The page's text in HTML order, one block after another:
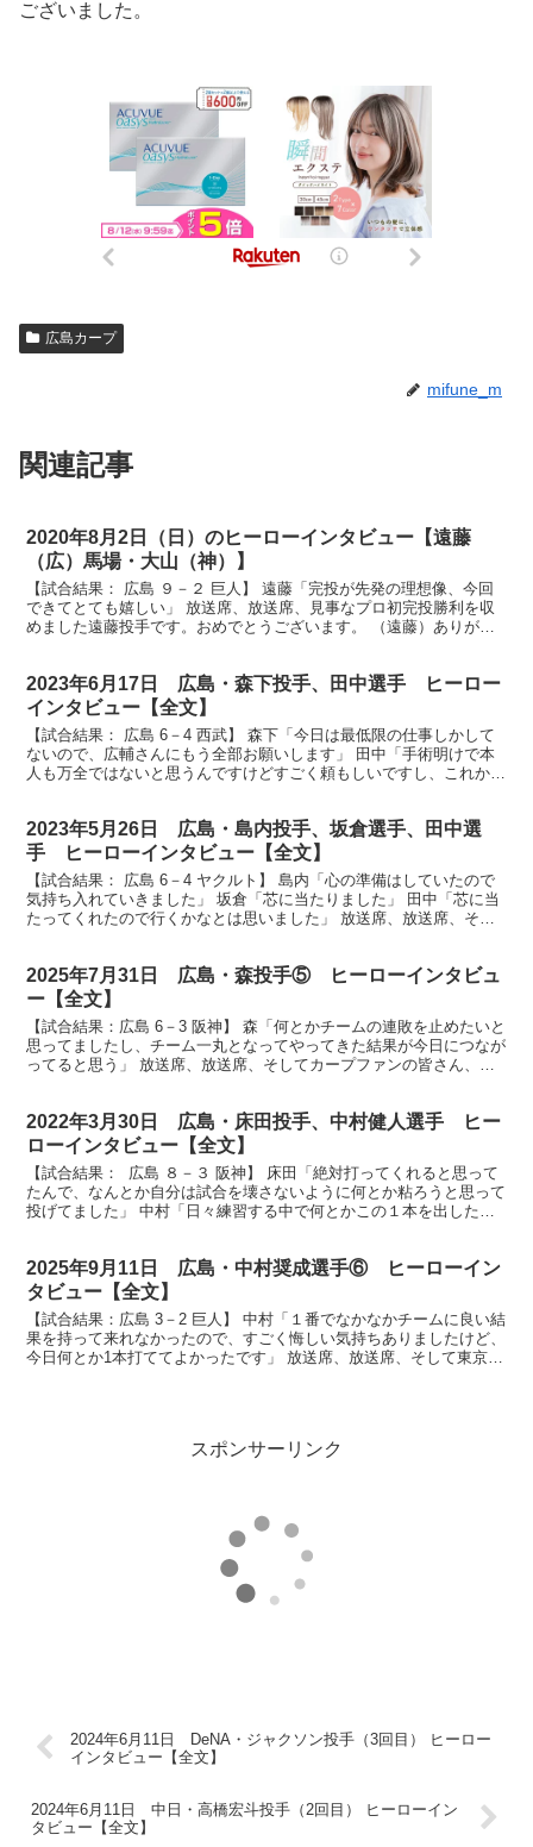
ございました。
広島カープ
mifune_m
関連記事
2020年8月2日（日）のヒーローインタビュー【遠藤
（広）馬場・大山（神）】
【試合結果： 広島 ９－２ 巨人】 遠藤「完投が先発の理想像、今回
できてとても嬉しい」 放送席、放送席、見事なプロ初完投勝利を収
めました遠藤投手です。おめでとうございます。 （遠藤）ありがと
2023年6月17日 広島・森下投手、田中選手 ヒーロー
インタビュー【全文】
【試合結果： 広島 6－4 西武】 森下「今日は最低限の仕事しかして
ないので、広輔さんにもう全部お願いします」 田中「手術明けで本
人も万全ではないと思うんですけどすごく頼もしいですし、これから
2023年5月26日 広島・島内投手、坂倉選手、田中選
手 ヒーローインタビュー【全文】
【試合結果： 広島 6－4 ヤクルト】 島内「心の準備はしていたので
気持ち入れていきました」 坂倉「芯に当たりました」 田中「芯に当
たってくれたので行くかなとは思いました」 放送席、放送席、そし
2025年7月31日 広島・森投手⑤ ヒーローインタビュ
ー【全文】
【試合結果：広島 6－3 阪神】 森「何とかチームの連敗を止めたいと
思ってましたし、チーム一丸となってやってきた結果が今日につなが
ってると思う」 放送席、放送席、そしてカープファンの皆さん、ヒ
2022年3月30日 広島・床田投手、中村健人選手 ヒー
ローインタビュー【全文】
【試合結果： 広島 ８－３ 阪神】 床田「絶対打ってくれると思って
たんで、なんとか自分は試合を壊さないように何とか粘ろうと思って
投げてました」 中村「日々練習する中で何とかこの１本を出したい
2025年9月11日 広島・中村奨成選手⑥ ヒーローイン
タビュー【全文】
【試合結果：広島 3－2 巨人】 中村「１番でなかなかチームに良い結
果を持って来れなかったので、すごく悔しい気持ちありましたけど、
今日何とか1本打ててよかったです」 放送席、放送席、そして東京ド
スポンサーリンク
2024年6月11日 DeNA・ジャクソン投手（3回目） ヒーロー
インタビュー【全文】
2024年6月11日 中日・高橋宏斗投手（2回目） ヒーローイン
タビュー【全文】